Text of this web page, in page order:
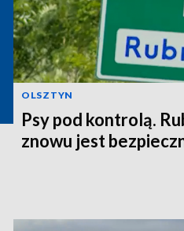
OLSZTYN
Psy pod kontrolą.
znowu jest